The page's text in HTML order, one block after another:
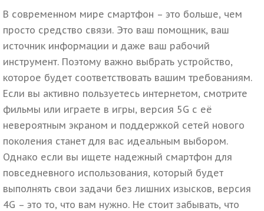
В современном мире смартфон – это больше, чем
просто средство связи. Это ваш помощник, ваш
источник информации и даже ваш рабочий
инструмент. Поэтому важно выбрать устройство,
которое будет соответствовать вашим требованиям.
Если вы активно пользуетесь интернетом, смотрите
фильмы или играете в игры, версия 5G с её
невероятным экраном и поддержкой сетей нового
поколения станет для вас идеальным выбором.
Однако если вы ищете надежный смартфон для
повседневного использования, который будет
выполнять свои задачи без лишних изысков, версия
4G – это то, что вам нужно. Не стоит забывать, что